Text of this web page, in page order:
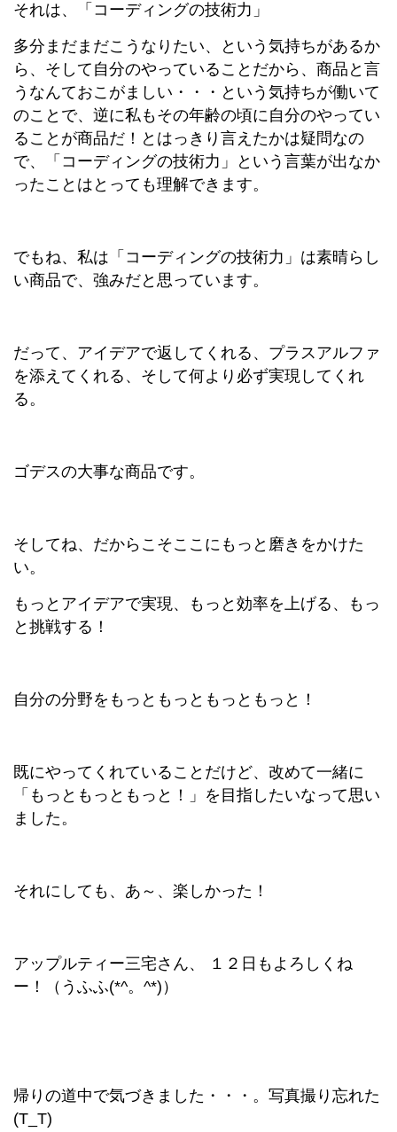
それは、「コーディングの技術力」
多分まだまだこうなりたい、という気持ちがあるか
ら、そして自分のやっていることだから、商品と言
うなんておこがましい・・・という気持ちが働いて
のことで、逆に私もその年齢の頃に自分のやってい
ることが商品だ！とはっきり言えたかは疑問なの
で、「コーディングの技術力」という言葉が出なか
ったことはとっても理解できます。
でもね、私は「コーディングの技術力」は素晴らし
い商品で、強みだと思っています。
だって、アイデアで返してくれる、プラスアルファ
を添えてくれる、そして何より必ず実現してくれ
る。
ゴデスの大事な商品です。
そしてね、だからこそここにもっと磨きをかけた
い。
もっとアイデアで実現、もっと効率を上げる、もっ
と挑戦する！
自分の分野をもっともっともっともっと！
既にやってくれていることだけど、改めて一緒に
「もっともっともっと！」を目指したいなって思い
ました。
それにしても、あ～、楽しかった！
アップルティー三宅さん、 １２日もよろしくね
ー！（うふふ(*^。^*)）
帰りの道中で気づきました・・・。写真撮り忘れた
(T_T)